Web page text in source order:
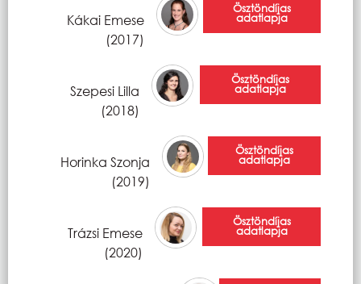
Kákai Emese
(2017)
Ösztöndíjas
adatlapja
Szepesi Lilla
(2018)
Ösztöndíjas
adatlapja
Horinka Szonja
(2019)
Ösztöndíjas
adatlapja
Trázsi Emese
(2020)
Ösztöndíjas
adatlapja